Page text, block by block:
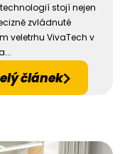
stojí nejen
zvládnuté
veletrhu VivaTech v
článek